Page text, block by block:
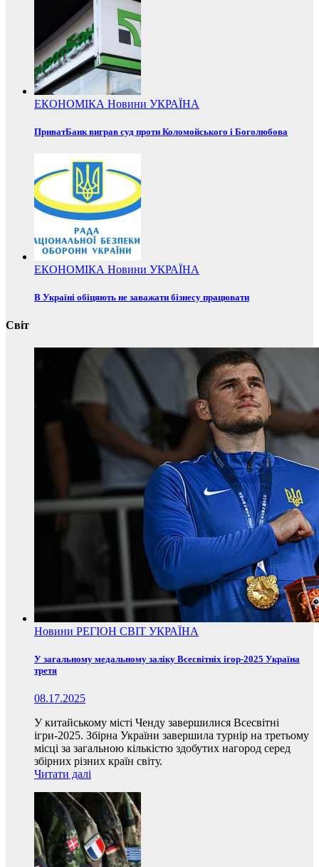
ЕКОНОМІКА Новини УКРАЇНА
ПриватБанк виграв суд проти Коломойського і Боголюбова
ЕКОНОМІКА Новини УКРАЇНА
В Україні обіцяють не заважати бізнесу працювати
Світ
Новини РЕГІОН СВІТ УКРАЇНА
У загальному медальному заліку Всесвітніх ігор-2025 Україна
третя
08.17.2025
У китайському місті Ченду завершилися Всесвітні
ігри-2025. Збірна України завершила турнір на третьому
місці за загальною кількістю здобутих нагород серед
збірних різних країн світу.
Читати далі